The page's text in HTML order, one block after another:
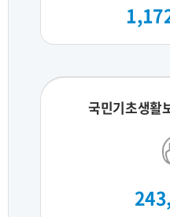
국민기초생활